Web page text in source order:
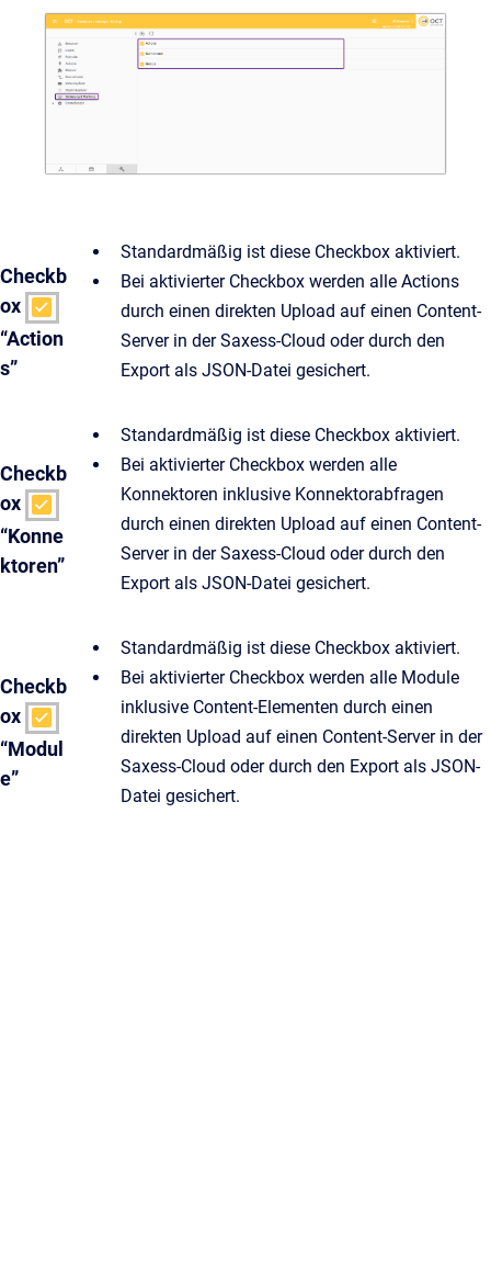
Checkb
ox
“Action
s”
Standardmäßig ist diese Checkbox aktiviert.
Bei aktivierter Checkbox werden alle Actions
durch einen direkten Upload auf einen Content-
Server in der Saxess-Cloud oder durch den
Export als JSON-Datei gesichert.
Checkb
ox
“Konne
ktoren”
Standardmäßig ist diese Checkbox aktiviert.
Bei aktivierter Checkbox werden alle
Konnektoren inklusive Konnektorabfragen
durch einen direkten Upload auf einen Content-
Server in der Saxess-Cloud oder durch den
Export als JSON-Datei gesichert.
Checkb
ox
“Modul
e”
Standardmäßig ist diese Checkbox aktiviert.
Bei aktivierter Checkbox werden alle Module
inklusive Content-Elementen durch einen
direkten Upload auf einen Content-Server in der
Saxess-Cloud oder durch den Export als JSON-
Datei gesichert.